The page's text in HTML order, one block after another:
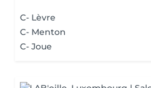
C- Lèvre
C- Menton
C- Joue